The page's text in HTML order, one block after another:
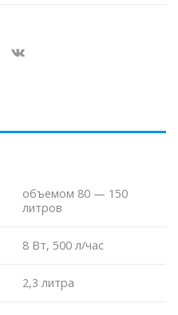
объемом 80 — 150
литров
8 Вт, 500 л/час
2,3 литра